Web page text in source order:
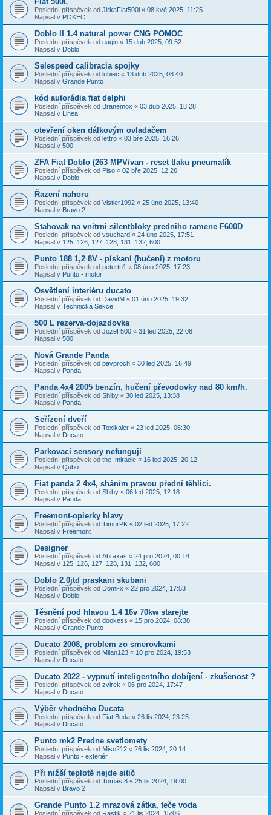
Poslední příspěvek od JirkaFiat500l « 08 kvě 2025, 11:25
Napsal v POKEC
Doblo II 1.4 natural power CNG POMOC
Poslední příspěvek od gagin « 15 dub 2025, 09:52
Napsal v Doblo
Selespeed calibracia spojky
Poslední příspěvek od lubiec « 13 dub 2025, 08:40
Napsal v Grande Punto
kód autorádia fiat delphi
Poslední příspěvek od Branemox « 03 dub 2025, 18:28
Napsal v Linea
otevření oken dálkovým ovladačem
Poslední příspěvek od lettro « 03 bře 2025, 16:26
Napsal v 500
ZFA Fiat Doblo (263 MPV/van - reset tlaku pneumatík
Poslední příspěvek od Piso « 02 bře 2025, 12:26
Napsal v Doblo
Řazení nahoru
Poslední příspěvek od Vistler1992 « 25 úno 2025, 13:40
Napsal v Bravo 2
Stahovak na vnitrni silentbloky predniho ramene F600D
Poslední příspěvek od vsuchard « 24 úno 2025, 17:51
Napsal v 125, 126, 127, 128, 131, 132, 600
Punto 188 1,2 8V - pískaní (hučení) z motoru
Poslední příspěvek od petertn1 « 08 úno 2025, 17:23
Napsal v Punto - motor
Osvětlení interiéru ducato
Poslední příspěvek od DavidM « 01 úno 2025, 19:32
Napsal v Technická Sekce
500 L rezerva-dojazdovka
Poslední příspěvek od Jozef 500 « 31 led 2025, 22:08
Napsal v 500
Nová Grande Panda
Poslední příspěvek od pavproch « 30 led 2025, 16:49
Napsal v Panda
Panda 4x4 2005 benzín, hučení převodovky nad 80 km/h.
Poslední příspěvek od Shiby « 30 led 2025, 13:38
Napsal v Panda
Seřízení dveří
Poslední příspěvek od Toxikaler « 23 led 2025, 06:30
Napsal v Ducato
Parkovací sensory nefungují
Poslední příspěvek od the_miracle « 16 led 2025, 20:12
Napsal v Qubo
Fiat panda 2 4x4, sháním pravou přední těhlici.
Poslední příspěvek od Shiby « 06 led 2025, 12:18
Napsal v Panda
Freemont-opierky hlavy
Poslední příspěvek od TimurPK « 02 led 2025, 17:22
Napsal v Freemont
Designer
Poslední příspěvek od Abraxas « 24 pro 2024, 00:14
Napsal v 125, 126, 127, 128, 131, 132, 600
Doblo 2.0jtd praskani skubani
Poslední příspěvek od Domi-x « 22 pro 2024, 17:53
Napsal v Doblo
Těsnění pod hlavou 1.4 16v 70kw starejte
Poslední příspěvek od dookess « 15 pro 2024, 08:38
Napsal v Grande Punto
Ducato 2008, problem zo smerovkami
Poslední příspěvek od Milan123 « 10 pro 2024, 19:53
Napsal v Ducato
Ducato 2022 - vypnutí inteligentního dobíjení - zkušenost ?
Poslední příspěvek od zvirek « 06 pro 2024, 17:47
Napsal v Ducato
Výběr vhodného Ducata
Poslední příspěvek od Fiat Beda « 26 lis 2024, 23:25
Napsal v Ducato
Punto mk2 Predne svetlomety
Poslední příspěvek od Miso212 « 26 lis 2024, 20:14
Napsal v Punto - exteriér
Při nižší teplotě nejde sitič
Poslední příspěvek od Tomas 8 « 25 lis 2024, 19:00
Napsal v Bravo 2
Grande Punto 1.2 mrazová zátka, teče voda
Poslední příspěvek od Rastik « 21 lis 2024, 15:06